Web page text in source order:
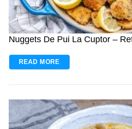
Nuggets De Pui La Cuptor –
READ MORE